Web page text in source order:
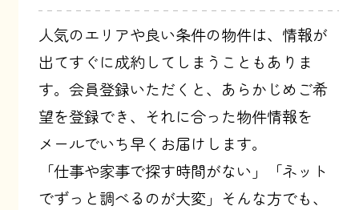
人気のエリアや良い条件の物件は、情報が
出てすぐに成約してしまうこともありま
す。会員登録いただくと、あらかじめご希
望を登録でき、それに合った物件情報を
メールでいち早くお届けします。
「仕事や家事で探す時間がない」「ネット
でずっと調べるのが大変」そんな方でも、